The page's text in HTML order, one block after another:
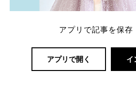
アプリで記事を保存
アプリで開く イ